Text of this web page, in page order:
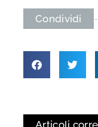
Condividi
Articoli